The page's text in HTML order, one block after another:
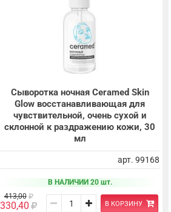
Сыворотка ночная Ceramed Skin
Glow восстанавливающая для
чувствительной, очень сухой и
склонной к раздражению кожи, 30
мл
арт. 99168
В НАЛИЧИИ 20 шт.
413,00
330,40 В КОРЗИНУ